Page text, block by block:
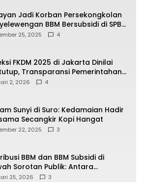
Jadi Korban Persekongkolan
BBM Bersubsidi di SPBU
Teluk Batang
25, 2025 4
FKDM 2025 di Jakarta Dinilai
Transparansi Pemerintahan
Dipertanyakan
2, 2026 4
Sunyi di Suro: Kedamaian Hadir
Secangkir Kopi Hangat
22, 2025 3
BBM dan BBM Subsidi di
Sorotan Publik: Antara
Negara, Hak Konsumen,
25, 2026 3